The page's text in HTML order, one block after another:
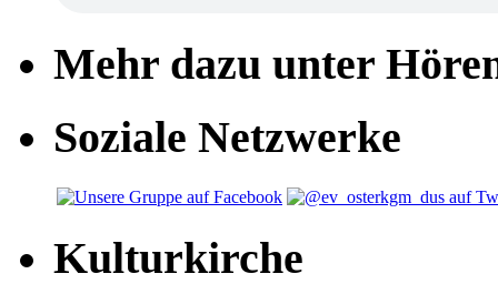
Mehr dazu unter
Soziale Netzwerke
Kulturkirche